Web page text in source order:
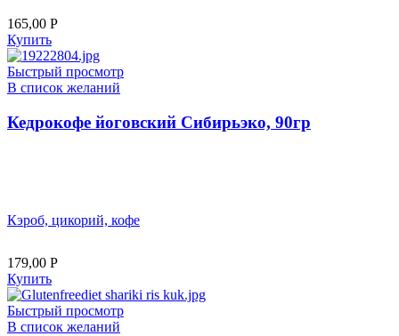
165,00 Р
Купить
Быстрый просмотр
В список желаний
Кедрокофе йоговский Сибирьэко, 90гр
Кэроб, цикорий, кофе
179,00 Р
Купить
Быстрый просмотр
В список желаний